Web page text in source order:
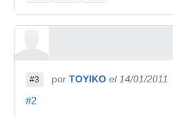
#3 por TOYIKO el 14/01/2011
#2